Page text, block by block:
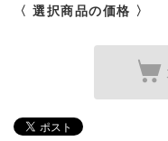
〈 選択商品の価格 〉